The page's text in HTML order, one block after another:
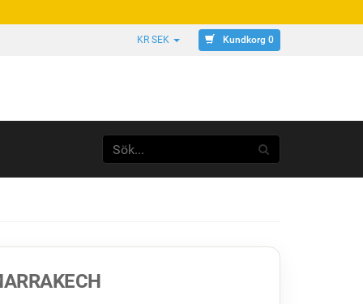
KR SEK Kundkorg 0